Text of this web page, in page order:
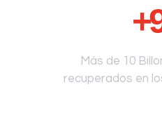
+
Más de 10
recuperados en